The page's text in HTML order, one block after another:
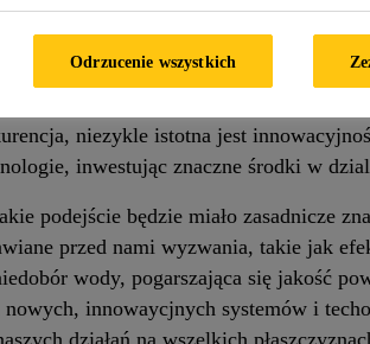
- z korzyścią dla
rozwoju
wyzwaniami, takimi jak wzrost
niezykle istotna jest
inwestując znaczne środki w
podejście będzie miało zasadnicze
przed nami wyzwania, takie jak
wody, pogarszająca się jakość
nowych, innowaycjnych systemów i
działań na wszelkich
Odrzucenie wszystkich